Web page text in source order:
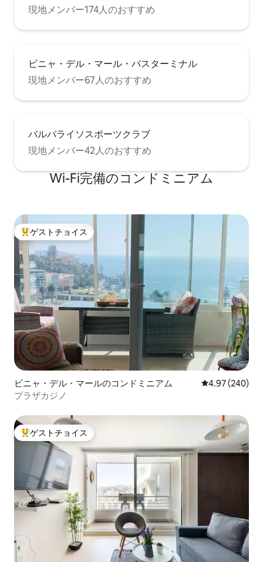
現地メンバー174人のおすすめ
ビニャ・デル・マール・バスターミナル
現地メンバー67人のおすすめ
バルパライソスポーツクラブ
現地メンバー42人のおすすめ
Wi-Fi完備のコンドミニアム
大好評のゲストチョイスです。
ゲストチョイス
ビニャ・デル・マールのコンドミニアム レビュー240
4.97 (240)
プラザカジノ
大好評のゲストチョイスです。
ゲストチョイス